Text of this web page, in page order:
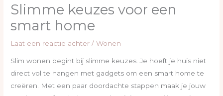
Slimme keuzes voor een
smart home
Laat een reactie achter /Wonen
Slim wonen begint bij slimme keuzes. Je hoeft je huis niet
direct vol te hangen met gadgets om een smart home te
creëren. Met een paar doordachte stappen maak je jouw